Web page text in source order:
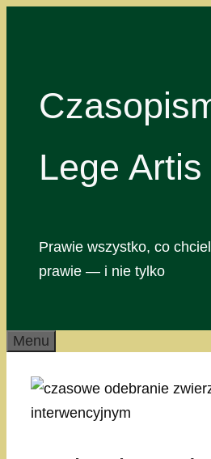
Lege Artis
Prawie wszystko, co
prawie — i nie tylko
Menu